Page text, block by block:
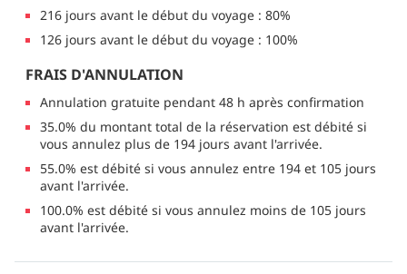
216 jours avant le début du voyage : 80%
126 jours avant le début du voyage : 100%
FRAIS D'ANNULATION
Annulation gratuite pendant 48 h après confirmation
35.0% du montant total de la réservation est débité si
vous annulez plus de 194 jours avant l'arrivée.
55.0% est débité si vous annulez entre 194 et 105 jours
avant l'arrivée.
100.0% est débité si vous annulez moins de 105 jours
avant l'arrivée.